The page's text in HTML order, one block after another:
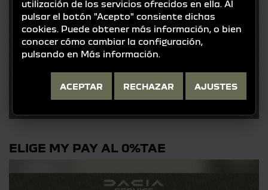
ELIGE MY PAY AL 0%TAE
utilización de los servicios ofrecidos en ella. Al
pulsar el botón "Acepto" consiente dichas
cookies. Puede obtener más información, o bien
conocer cómo cambiar la configuración,
pulsando en Más información
ACEPTAR RECHAZAR AJUSTES